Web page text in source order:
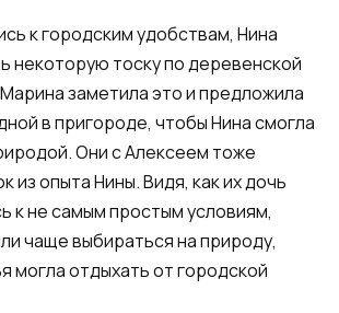
к городским удобствам, Нина
некоторую тоску по деревенской
заметила это и предложила
в пригороде, чтобы Нина смогла
Они с Алексеем тоже
из опыта Нины. Видя, как их дочь
к не самым простым условиям,
чаще выбираться на природу,
могла отдыхать от городской